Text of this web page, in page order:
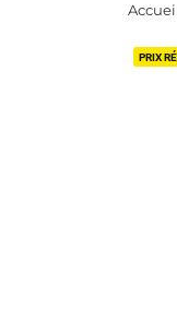
PRIX